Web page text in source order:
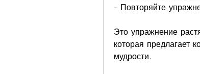
- Повторяйте
Это упражнение
которая предлагает
мудрости.